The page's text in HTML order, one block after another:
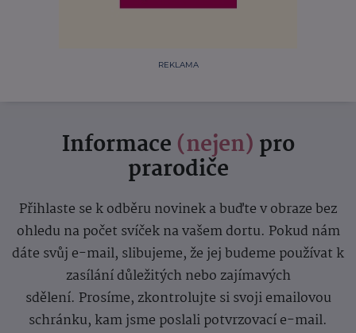
REKLAMA
Informace (nejen) pro
prarodiče
Přihlaste se k odběru novinek a buďte v obraze bez
ohledu na počet svíček na vašem dortu. Pokud nám
dáte svůj e-mail, slibujeme, že jej budeme používat k
zasílání důležitých nebo zajímavých
sdělení. Prosíme, zkontrolujte si svoji emailovou
schránku, kam jsme poslali potvrzovací e-mail.